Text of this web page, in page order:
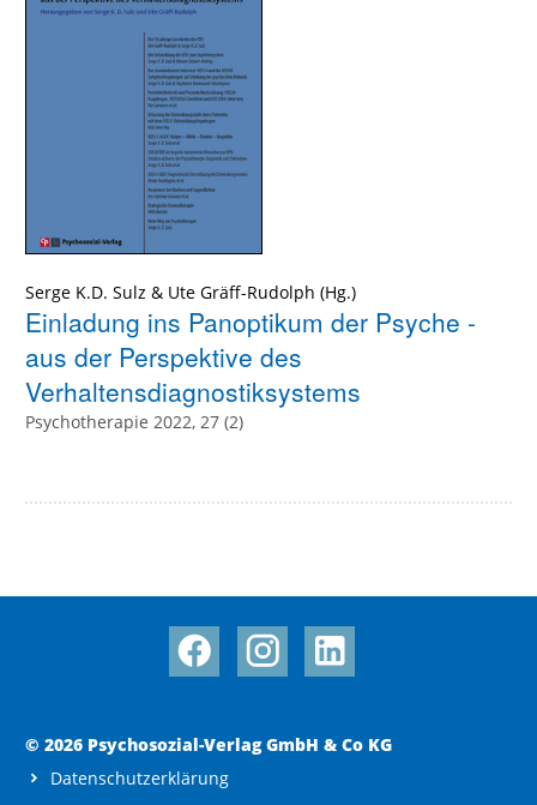
Serge K.D. Sulz & Ute Gräff-Rudolph (Hg.)
Einladung ins Panoptikum der Psyche -
aus der Perspektive des
Verhaltensdiagnostiksystems
Psychotherapie 2022, 27 (2)
© 2026 Psychosozial-Verlag GmbH & Co KG
Datenschutzerklärung